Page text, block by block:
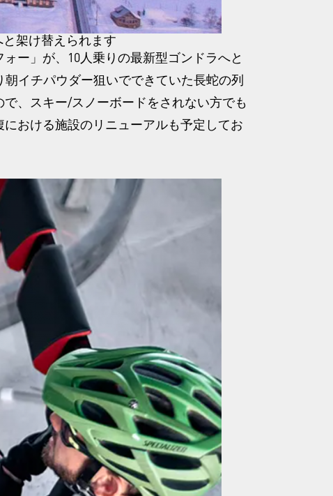
架け替えられます
ー」が、10人乗りの最新型ゴンドラへと
イチパウダー狙いでできていた長蛇の列
、スキー/スノーボードをされない方でも
おける施設のリニューアルも予定してお